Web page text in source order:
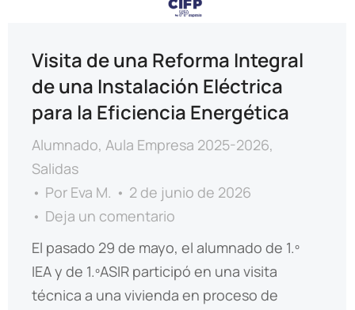
Visita de una Reforma Integral
de una Instalación Eléctrica
para la Eficiencia Energética
Alumnado, Aula Empresa 2025-2026,
Salidas
Por Eva M.
2 de junio de 2026
Deja un comentario
El pasado 29 de mayo, el alumnado de 1.º
IEA y de 1.ºASIR participó en una visita
técnica a una vivienda en proceso de